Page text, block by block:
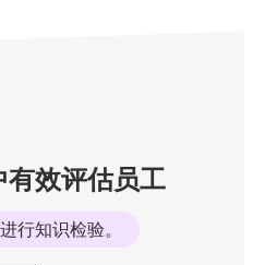
效评估员工
行知识检验。